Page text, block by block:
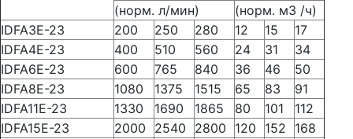
(норм. л/мин)
(норм. м3 /ч)
IDFA3E-23
200 250 280 12 15
17
IDFA4E-23
400 510 560 24 31
34
IDFA6E-23
600 765 840 36 46
50
IDFA8E-23
1080 1375 1515 65 83
91
IDFA11E-23
1330 1690 1865 80 101
112
IDFA15E-23
2000 2540 2800 120 152
168